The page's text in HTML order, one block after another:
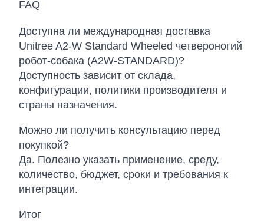
FAQ
Доступна ли международная доставка
Unitree A2-W Standard Wheeled четвероногий
робот-собака (A2W-STANDARD)?
Доступность зависит от склада,
конфигурации, политики производителя и
страны назначения.
Можно ли получить консультацию перед
покупкой?
Да. Полезно указать применение, среду,
количество, бюджет, сроки и требования к
интеграции.
Итог